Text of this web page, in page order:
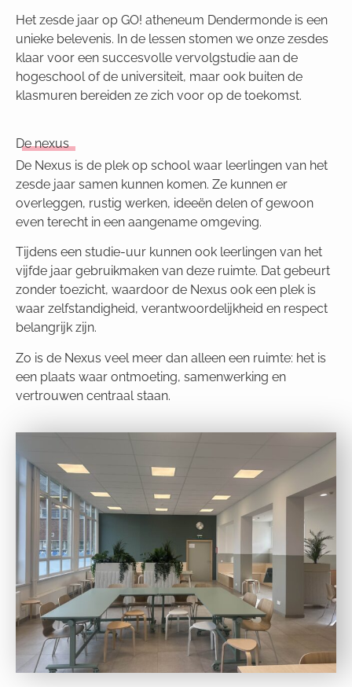
Het zesde jaar op GO! atheneum Dendermonde is een
unieke belevenis. In de lessen stomen we onze zesdes
klaar voor een succesvolle vervolgstudie aan de
hogeschool of de universiteit, maar ook buiten de
klasmuren bereiden ze zich voor op de toekomst.
De nexus
De Nexus is de plek op school waar leerlingen van het
zesde jaar samen kunnen komen. Ze kunnen er
overleggen, rustig werken, ideeën delen of gewoon
even terecht in een aangename omgeving.
Tijdens een studie-uur kunnen ook leerlingen van het
vijfde jaar gebruikmaken van deze ruimte. Dat gebeurt
zonder toezicht, waardoor de Nexus ook een plek is
waar zelfstandigheid, verantwoordelijkheid en respect
belangrijk zijn.
Zo is de Nexus veel meer dan alleen een ruimte: het is
een plaats waar ontmoeting, samenwerking en
vertrouwen centraal staan.